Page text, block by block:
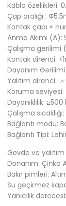
Kablo özellikleri:
Çap aralığı :
Kontak çapı ×
Anma Akımı (A):
Çalışma gerilimi
Kontak direnci:
Dayanım
Yalıtım direnci:
Koruma seviyesi:
Dayanıklılık: ≥500
Çalışma
Bağlantı modu:
Bağlantı Tipi:
Gövde ve
Donanım: Çinko
Bakır pimleri:
Su geçirmez
Yanıcılık derecesi: